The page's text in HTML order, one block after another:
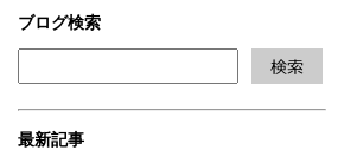
ブログ検索
最新記事